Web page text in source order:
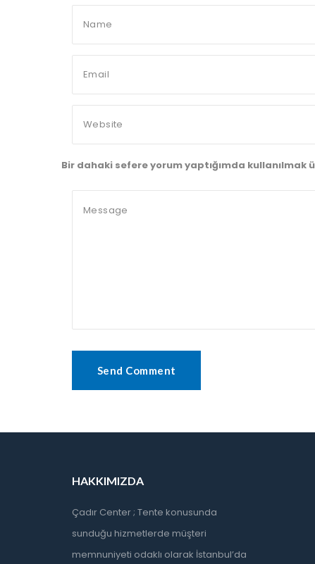
Bir dahaki sefere yorum yaptığımda
HAKKIMIZDA
Çadır Center ; Tente konusunda
sunduğu hizmetlerde müşteri
memnuniyeti odaklı olarak İstanbul’da